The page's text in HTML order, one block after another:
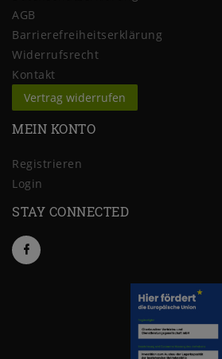
AGB
Barrierefreiheitserklärung
Widerrufs­recht
Kontakt
Vertrag widerrufen
MEIN KONTO
Registrieren
Login
STAY CONNECTED